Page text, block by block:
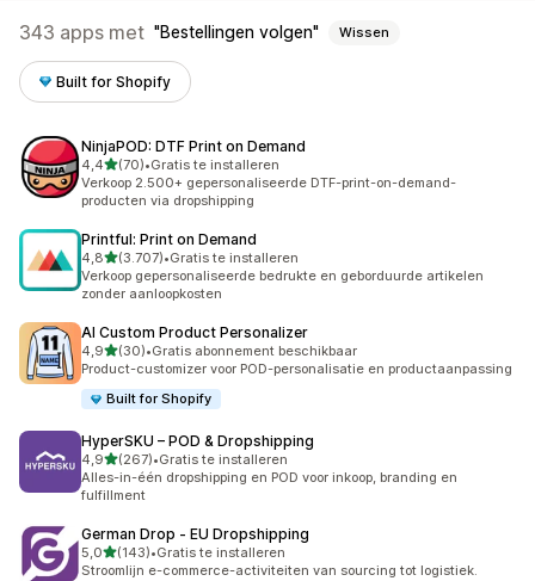
343 apps met Bestellingen volgen Wissen
Built for Shopify
NinjaPOD: DTF Print on Demand
4,4van 5 sterren
(70)
70 recensies in totaal
•Gratis te installeren
Verkoop 2.500+ gepersonaliseerde DTF-print-on-demand-
producten via dropshipping
Printful: Print on Demand
4,8van 5 sterren
(3.707)
3707 recensies in totaal
•Gratis te installeren
Verkoop gepersonaliseerde bedrukte en geborduurde artikelen
zonder aanloopkosten
AI Custom Product Personalizer
4,9van 5 sterren
(30)
30 recensies in totaal
•Gratis abonnement beschikbaar
Product-customizer voor POD-personalisatie en productaanpassing
Built for Shopify
HyperSKU – POD & Dropshipping
4,9van 5 sterren
(267)
267 recensies in totaal
•Gratis te installeren
Alles-in-één dropshipping en POD voor inkoop, branding en
fulfillment
German Drop ‑ EU Dropshipping
5,0van 5 sterren
(143)
143 recensies in totaal
•Gratis te installeren
Stroomlijn e-commerce-activiteiten van sourcing tot logistiek.